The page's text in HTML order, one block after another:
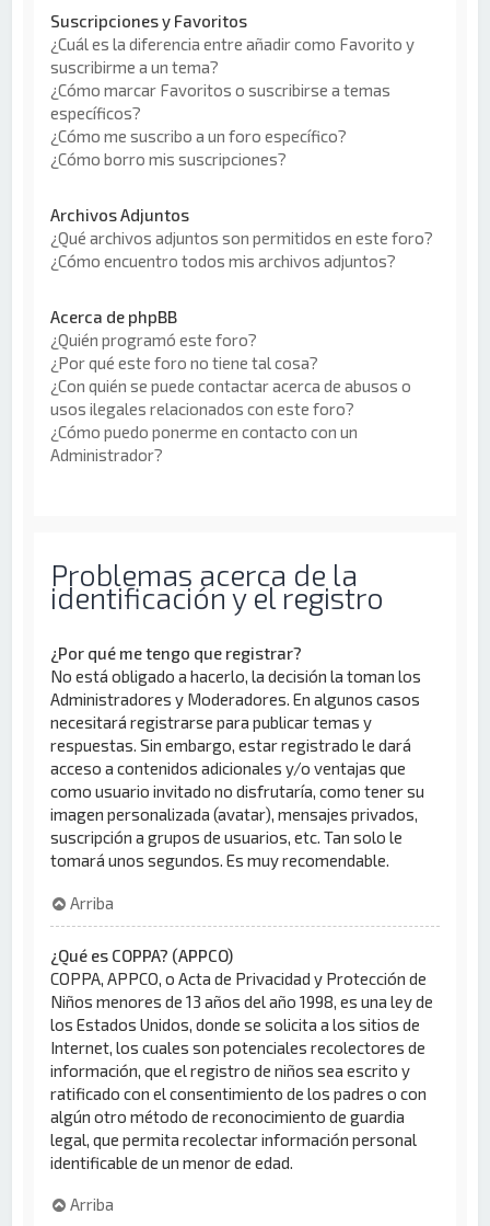
Suscripciones y Favoritos
¿Cuál es la diferencia entre añadir como Favorito y
suscribirme a un tema?
¿Cómo marcar Favoritos o suscribirse a temas
específicos?
¿Cómo me suscribo a un foro específico?
¿Cómo borro mis suscripciones?
Archivos Adjuntos
¿Qué archivos adjuntos son permitidos en este foro?
¿Cómo encuentro todos mis archivos adjuntos?
Acerca de phpBB
¿Quién programó este foro?
¿Por qué este foro no tiene tal cosa?
¿Con quién se puede contactar acerca de abusos o
usos ilegales relacionados con este foro?
¿Cómo puedo ponerme en contacto con un
Administrador?
Problemas acerca de la
identificación y el registro
¿Por qué me tengo que registrar?
No está obligado a hacerlo, la decisión la toman los
Administradores y Moderadores. En algunos casos
necesitará registrarse para publicar temas y
respuestas. Sin embargo, estar registrado le dará
acceso a contenidos adicionales y/o ventajas que
como usuario invitado no disfrutaría, como tener su
imagen personalizada (avatar), mensajes privados,
suscripción a grupos de usuarios, etc. Tan solo le
tomará unos segundos. Es muy recomendable.
Arriba
¿Qué es COPPA? (APPCO)
COPPA, APPCO, o Acta de Privacidad y Protección de
Niños menores de 13 años del año 1998, es una ley de
los Estados Unidos, donde se solicita a los sitios de
Internet, los cuales son potenciales recolectores de
información, que el registro de niños sea escrito y
ratificado con el consentimiento de los padres o con
algún otro método de reconocimiento de guardia
legal, que permita recolectar información personal
identificable de un menor de edad.
Arriba